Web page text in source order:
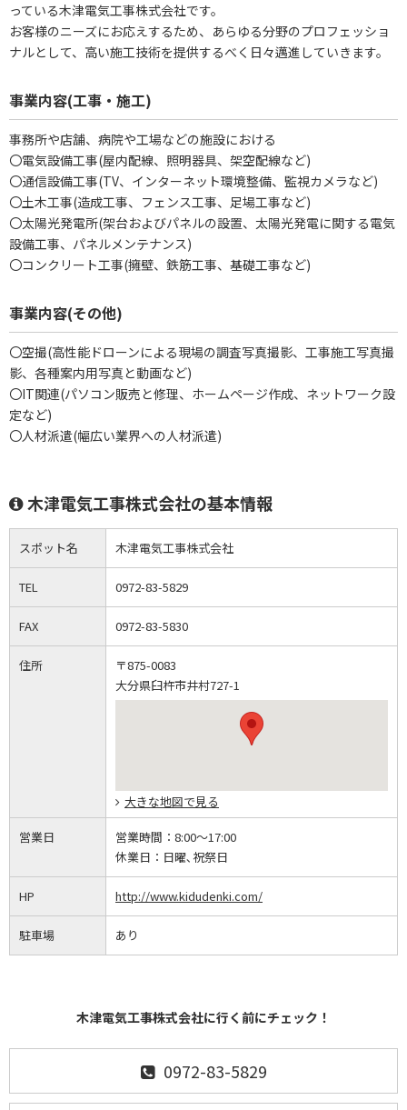
っている木津電気工事株式会社です。
お客様のニーズにお応えするため、あらゆる分野のプロフェッショ
ナルとして、高い施工技術を提供するべく日々邁進していきます。
事業内容(工事・施工)
事務所や店舗、病院や工場などの施設における
〇電気設備工事(屋内配線、照明器具、架空配線など)
〇通信設備工事(TV、インターネット環境整備、監視カメラなど)
〇土木工事(造成工事、フェンス工事、足場工事など)
〇太陽光発電所(架台およびパネルの設置、太陽光発電に関する電気
設備工事、パネルメンテナンス)
〇コンクリート工事(擁壁、鉄筋工事、基礎工事など)
事業内容(その他)
〇空撮(高性能ドローンによる現場の調査写真撮影、工事施工写真撮
影、各種案内用写真と動画など)
〇IT関連(パソコン販売と修理、ホームページ作成、ネットワーク設
定など)
〇人材派遣(幅広い業界への人材派遣)
木津電気工事株式会社の基本情報
スポット名 木津電気工事株式会社
TEL 0972-83-5829
FAX 0972-83-5830
住所
〒875-0083
大分県臼杵市井村727-1
大きな地図で見る
営業日 営業時間： 8:00～17:00
休業日： 日曜､祝祭日
HP http://www.kidudenki.com/
駐車場 あり
木津電気工事株式会社に行く前にチェック！
0972-83-5829